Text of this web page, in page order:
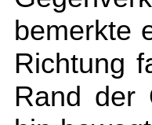
bemerkte
Richtung
Rand der